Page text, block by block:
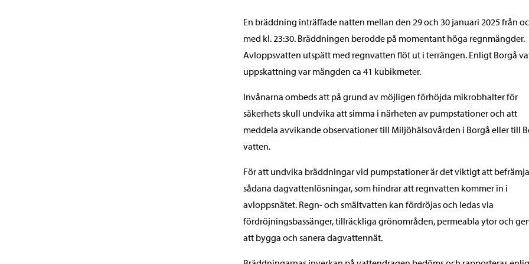
En bräddning inträffade natten mellan den 29 och 30 januari 2025 från
med kl. 23:30. Bräddningen berodde på momentant höga regnmängder.
Avloppsvatten utspätt med regnvatten flöt ut i terrängen. Enligt Borgå
uppskattning var mängden ca 41 kubikmeter.
Invånarna ombeds att på grund av möjligen förhöjda mikrobhalter för
säkerhets skull undvika att simma i närheten av pumpstationer och att
meddela avvikande observationer till Miljöhälsovården i Borgå eller till
vatten.
För att undvika bräddningar vid pumpstationer är det viktigt att befrämja
sådana dagvattenlösningar, som hindrar att regnvatten kommer in i
avloppsnätet. Regn- och smältvatten kan fördröjas och ledas via
fördröjningsbassänger, tillräckliga grönområden, permeabla ytor och
att bygga och sanera dagvattennät.